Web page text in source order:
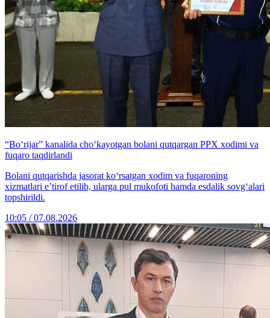
“Bo‘rijar” kanalida cho‘kayotgan bolani qutqargan PPX xodimi va
fuqaro taqdirlandi
Bolani qutqarishda jasorat ko‘rsatgan xodim va fuqaroning
xizmatlari e’tirof etilib, ularga pul mukofoti hamda esdalik sovg‘alari
topshirildi.
10:05 / 07.08.2026